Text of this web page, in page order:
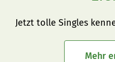
Jetzt tolle Singles
Mehr